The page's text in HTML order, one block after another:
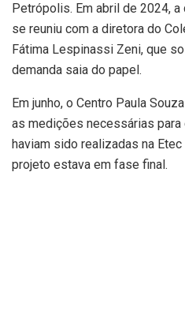
Petrópolis. Em abril de 2024,
se reuniu com a diretora do
Fátima Lespinassi Zeni, que
demanda saia do papel.
Em junho, o Centro Paula
as medições necessárias para
haviam sido realizadas na
projeto estava em fase final.